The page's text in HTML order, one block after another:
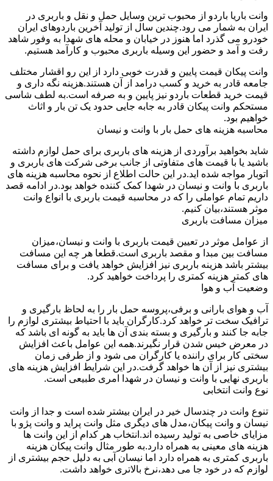
وانت باریا باردو از محبوب ترین وسایل حمل و نقل و باربری در
ایران به شمار می رود.چندین سال از تولید آخرین باردوهای ایران
خودرو می گذرد اما هنوز در خیابان و محله های شهدا به وفور شاهد
رفت و آمد و حضور این وسیله باربری محبوب و کارآمد هستیم.
وانت پیکان قیمت پایین و قدرت خوبی دارد از این رو اقشار مختلف
جامعه قادر به خرید و کسب درامد از آن هستند.هزینه نگه داری و
قیمت خرید قطعات باردو نیز پایین و به صرفه است.به لطف شاسی
مستحکم وانت پیکان قادر به جابه جایی حدود یک تن بار و اثاث
خواهیم بود.
محاسبه هزینه های حمل بار با وانت و نیسان
شاید بخواهید برآوردی از هزینه های باربری برای حمل لوازم داشته
باشید یا با قیمت های متفاوتی از جانب برخی شرکت های باربری و
اتوبار مواجه شده اید.در این حالت اطلاع از نحوه محاسبه هزینه های
باربری با وانت و نیسان در شهدا کمک کننده خواهد بود.در ادامه قصد
داریم تمام عواملی را که در محاسبه قیمت باربری با انواع وانت
موثر هستند،بیان کنیم.
میزان مسافت باربری
از عوامل موثر در تعیین قیمت باربری با وانت و نیسان،میزان
مسافت بین مبدا و مقصد باربری است.قطعا هر چه این مسافت
بیشتر باشد هزینه باربری نیز افزایش خواهد یافت و برای مسافت
های کمتر هزینه کمتری را پرداخت خواهید کرد.
وضعیت آب و هوا
آب و هوای بارانی و برفی،پروسه حمل بار را به لحاظ بارگیری و
ترافیک سخت تر خواهد کرد.کارگران باید با احتیاط بیشتری لوازم را
جابه جا کنند و بارگیری و بسته بندی آن ها باید به گونه ای باشد که
در معرض خیس شدن قرار نگیرند.همه این عوامل باعث افزایش
سختی کار برای راننده یا کارگران می شود و از طرفی زمان
بیشتری نیز از آن ها خواهد گرفت.در این شرایط افزایش هزینه های
باربری نهایی با وانت و نیسان در شهدا امری طبیعی است.
نوع وانت انتخابی
تنوع وانت در چندسال خیر در ایران بیشتر شده است و جدا از وانت
نیسان و وانت پیکان،مدل های دیگری مثل وانت پراید و وانت پژو با
مزایای خاصی به تولید رسیده اند.انتخاب هر کدام از این وانت ها
هزینه های معینی به همراه دارد.به طور مثال وانت پیکان هزینه
باربری کمتری به همراه دارد اما نیسان آبی به دلیل حجم بیشتری از
لوازم که در خود جا می دهد،نرخ بالاتری خواهد داشت.